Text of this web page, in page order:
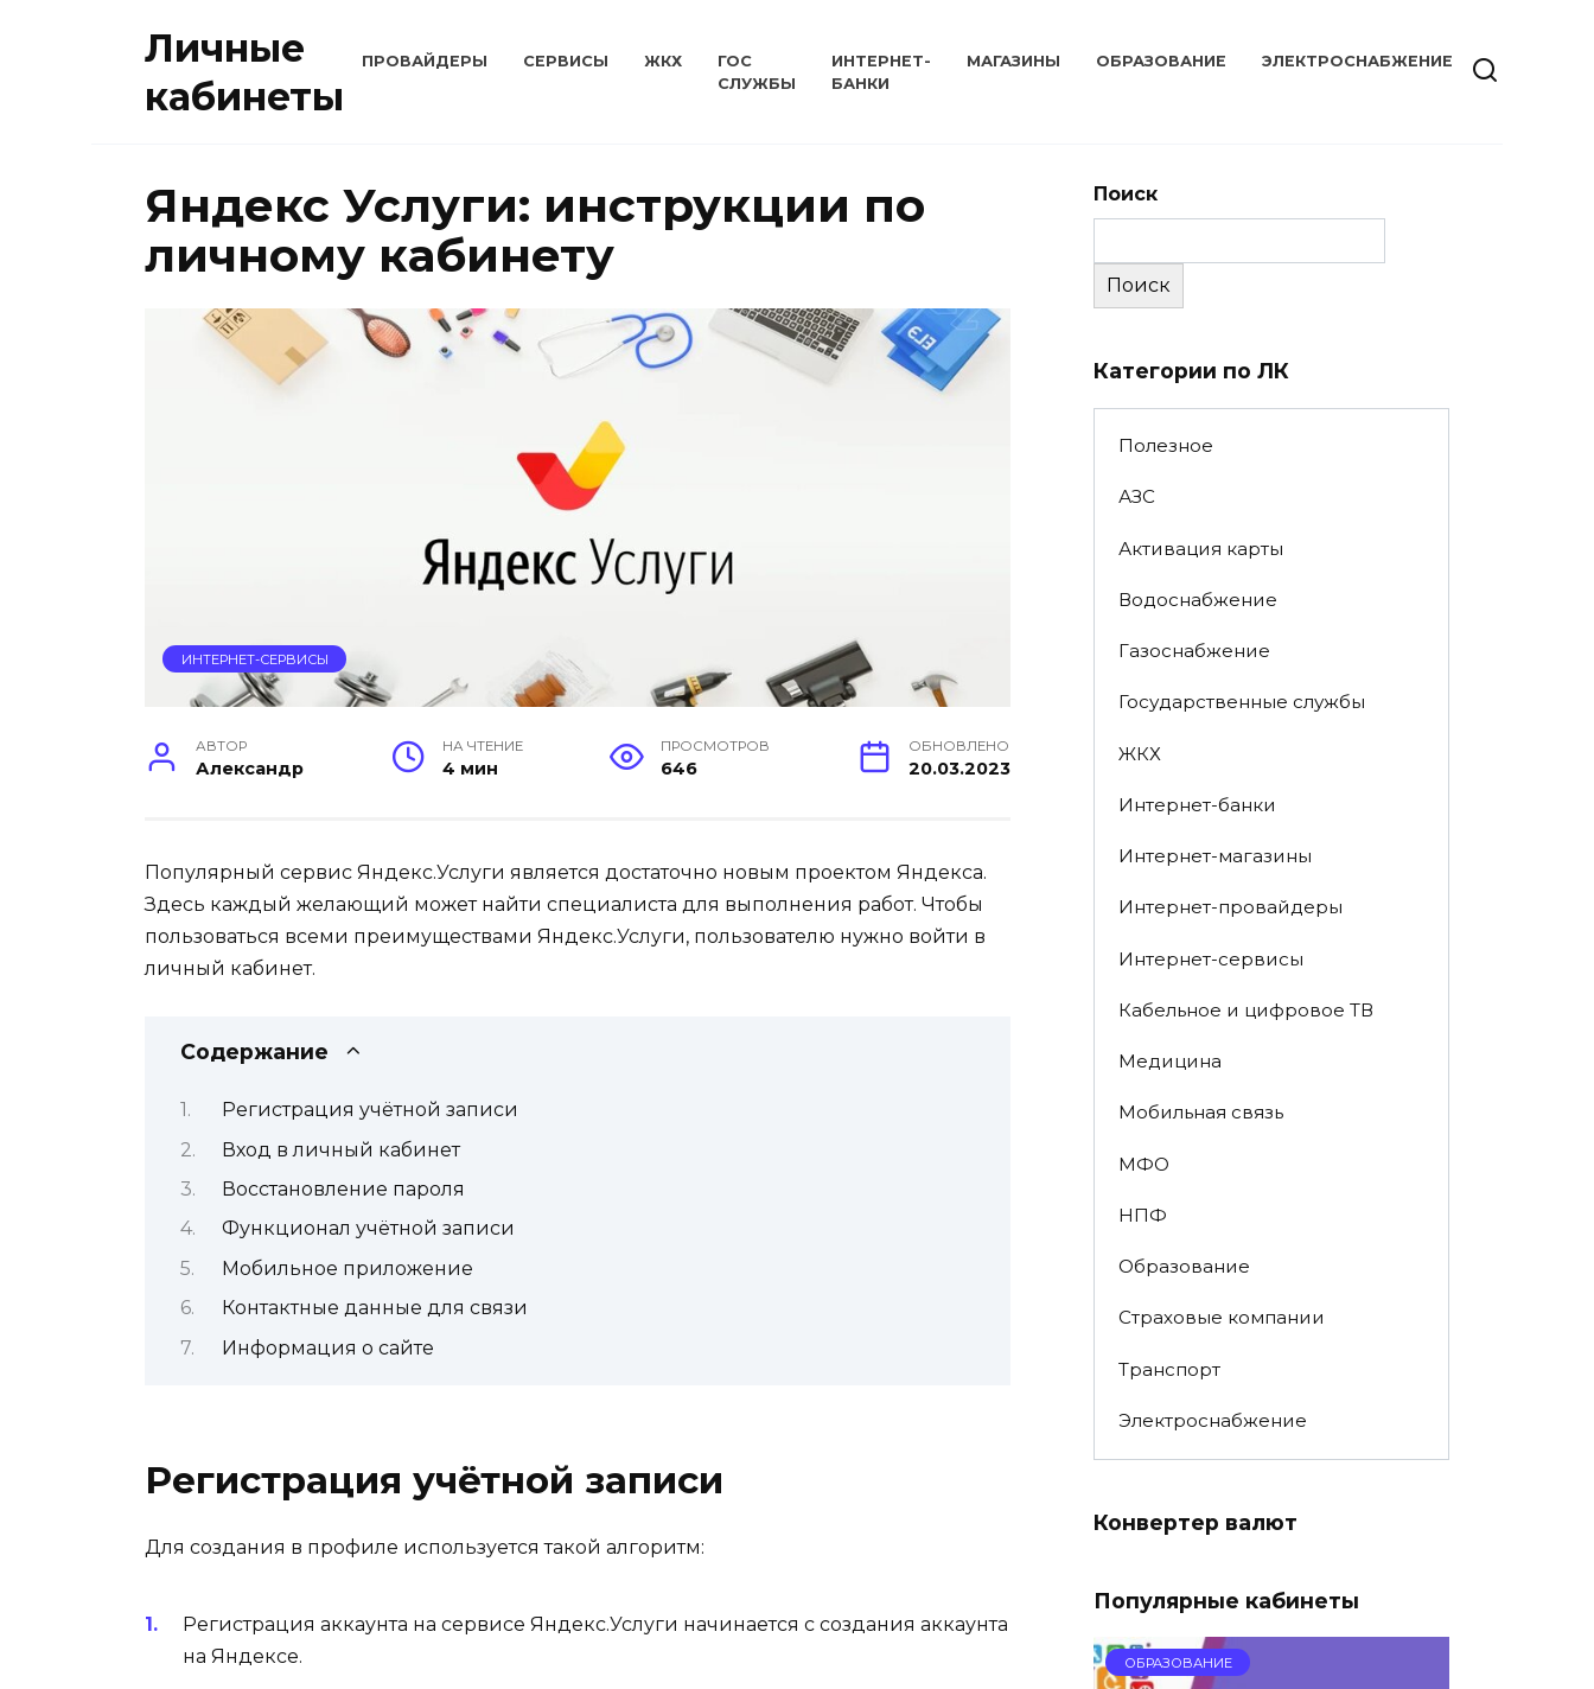
Личные
кабинеты
ПРОВАЙДЕРЫ СЕРВИСЫ ЖКХ
ГОС
СЛУЖБЫ
ИНТЕРНЕТ-
БАНКИ
МАГАЗИНЫ ОБРАЗОВАНИЕ ЭЛЕКТРОСНАБЖЕНИЕ
Яндекс Услуги: инструкции по
личному кабинету
ИНТЕРНЕТ-СЕРВИСЫ
АВТОР
Александр
НА ЧТЕНИЕ
4 мин
ПРОСМОТРОВ
646
ОБНОВЛЕНО
20.03.2023
Популярный сервис Яндекс.Услуги является достаточно новым проектом Яндекса.
Здесь каждый желающий может найти специалиста для выполнения работ. Чтобы
пользоваться всеми преимуществами Яндекс.Услуги, пользователю нужно войти в
личный кабинет.
Содержание
Регистрация учётной записи
Вход в личный кабинет
Восстановление пароля
Функционал учётной записи
Мобильное приложение
Контактные данные для связи
Информация о сайте
Регистрация учётной записи
Для создания в профиле используется такой алгоритм:
Регистрация аккаунта на сервисе Яндекс.Услуги начинается с создания аккаунта
на Яндексе.
Поиск
Поиск
Категории по ЛК
Полезное
АЗС
Активация карты
Водоснабжение
Газоснабжение
Государственные службы
ЖКХ
Интернет-банки
Интернет-магазины
Интернет-провайдеры
Интернет-сервисы
Кабельное и цифровое ТВ
Медицина
Мобильная связь
МФО
НПФ
Образование
Страховые компании
Транспорт
Электроснабжение
Конвертер валют
Популярные кабинеты
ОБРАЗОВАНИЕ